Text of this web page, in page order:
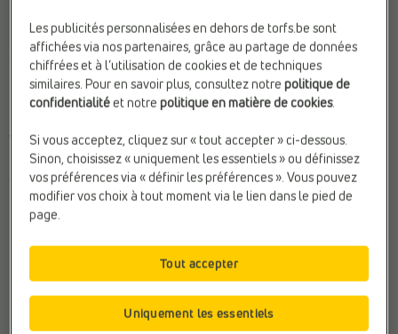
BOTTES DE NEIGE
Henkelman
€ 39,99
Marque:Henkelman
Web-Only:N
Recommendations
Les publicités personnalisées en dehors de torfs.be sont
affichées via nos partenaires, grâce au partage de données
chiffrées et à l’utilisation de cookies et de techniques
similaires. Pour en savoir plus, consultez notrepolitique de
confidentialitéet notrepolitique en matière de cookies.
Si vous acceptez, cliquez sur « tout accepter » ci-dessous.
Sinon, choisissez « uniquement les essentiels » ou définissez
vos préférences via « définir les préférences ». Vous pouvez
modifier vos choix à tout moment via le lien dans le pied de
page.
Uniquement les essentiels
Tout accepter